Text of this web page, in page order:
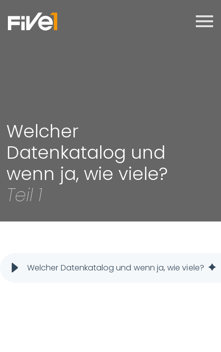
Welcher
Datenkatalog und
wenn ja, wie viele?
Teil 1
Welcher Datenkatalog und wenn ja, wie viele?